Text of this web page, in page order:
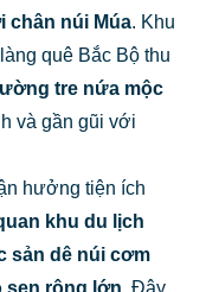
núi Múa. Khu
quê Bắc Bộ thu
tre nứa mộc
và gần gũi với
hưởng tiện ích
khu du lịch
sản dê núi cơm
sen rộng lớn. Đây